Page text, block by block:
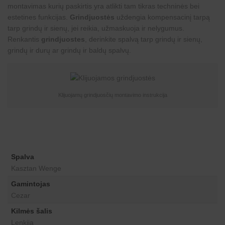
montavimas kurių paskirtis yra atlikti tam tikras techninės bei
estetines funkcijas. Grindjuostės uždengia kompensacinį tarpą
tarp grindų ir sienų, jei reikia, užmaskuoja ir nelygumus.
Renkantis grindjuostes , derinkite spalvą tarp grindų ir sienų,
grindų ir durų ar grindų ir baldų spalvų.
Spalva
Kasztan Wenge
Gamintojas
Kilmės šalis
Lenkija